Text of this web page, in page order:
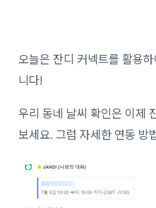
오늘은 잔디 커넥트를 활용
니다!
우리 동네 날씨 확인은 이제
보세요. 그럼 자세한 연동 방